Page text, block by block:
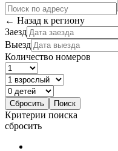
← Назад к региону
Заезд
Выезд
Количество номеров
Критерии поиска
сбросить